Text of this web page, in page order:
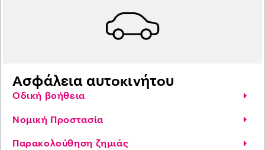
Ασφάλεια αυτοκινήτου
Οδική βοήθεια
Νομική Προστασία
Παρακολούθηση ζημιάς